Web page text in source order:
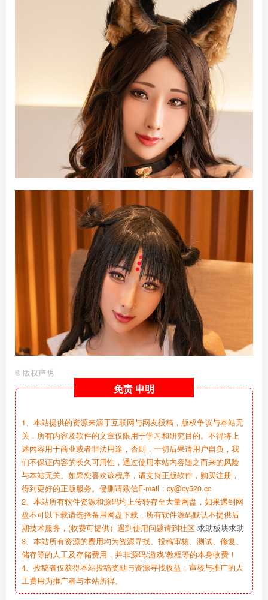
© 版权声明
免责 申明
1、本站提供的资源来源于互联网与网友投稿，版权争议与本站无
关，所有内容及软件的文章仅限用于学习和研究目的。不得将上
述内容用于商业或者非法用途，否则，一切后果请用户自负，我
们不保证内容的长久可用性，通过使用本站内容随之而来的风险
与本站无关。如果您喜欢该程序，请支持正版软件，购买注册，
得到更好的正版服务。侵删请致信E-mail：cy@cy520.cc
2、本站所有软件资源和源码均上传转存至大量网盘，如果遇到网
盘不可以下载请选择备用网盘下载，所有软件源码默认不提供后
期技术服务，(收费可提供）遇到使用问题请到社区 求助板块求助
3、本站所有资源的费用均为资源寻找、投稿审核、测试、修复、
储存等的人工及存储费用，并非源码/游戏/教程等的本身收费！
4、投稿者仅获得本站投稿奖励与资源寻找收益，审核与推广的人
工费用为推广者与本站所得。